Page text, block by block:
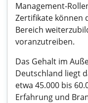
Management-
Zertifikate können
Bereich
voranzutreiben.
Das Gehalt im
Deutschland liegt
etwa 45.000 bis
Erfahrung und